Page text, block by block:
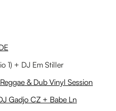
1) + DJ Em Stiller
& Dub Vinyl Session
Gadjo CZ + Babe Ln